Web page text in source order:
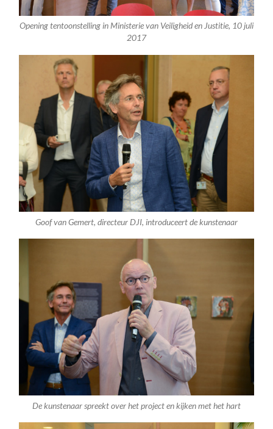
Opening tentoonstelling in Ministerie van Veiligheid en Justitie, 10 juli
2017
Goof van Gemert, directeur DJI, introduceert de kunstenaar
De kunstenaar spreekt over het project en kijken met het hart